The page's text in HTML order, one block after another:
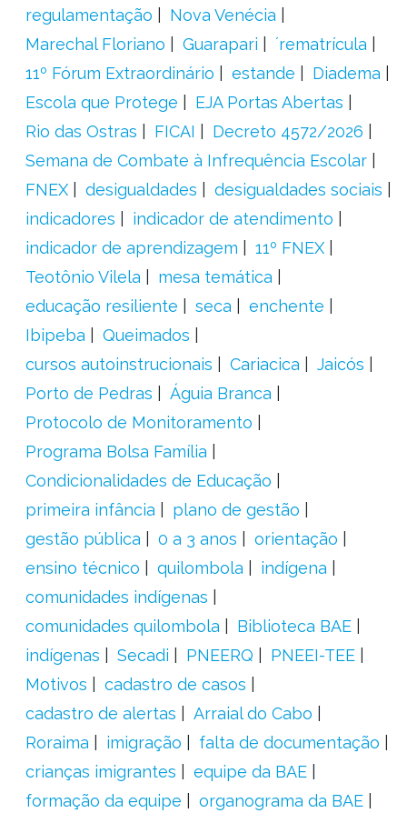
regulamentação
Nova Venécia
Marechal Floriano
Guarapari
´rematrícula
11º Fórum Extraordinário
estande
Diadema
Escola que Protege
EJA Portas Abertas
Rio das Ostras
FICAI
Decreto 4572/2026
Semana de Combate à Infrequência Escolar
FNEX
desigualdades
desigualdades sociais
indicadores
indicador de atendimento
indicador de aprendizagem
11º FNEX
Teotônio Vilela
mesa temática
educação resiliente
seca
enchente
Ibipeba
Queimados
cursos autoinstrucionais
Cariacica
Jaicós
Porto de Pedras
Águia Branca
Protocolo de Monitoramento
Programa Bolsa Família
Condicionalidades de Educação
primeira infância
plano de gestão
gestão pública
0 a 3 anos
orientação
ensino técnico
quilombola
indígena
comunidades indígenas
comunidades quilombola
Biblioteca BAE
indígenas
Secadi PNEERQ
PNEEI-TEE
Motivos
cadastro de casos
cadastro de alertas
Arraial do Cabo
Roraima
imigração
falta de documentação
crianças imigrantes
equipe da BAE
formação da equipe
organograma da BAE